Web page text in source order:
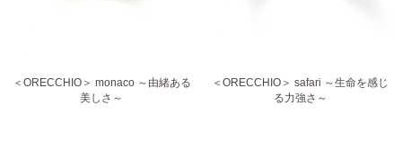
＜ORECCHIO＞ monaco ～由緒ある
美しさ～
＜ORECCHIO＞ safari ～生命を感じ
る力強さ～